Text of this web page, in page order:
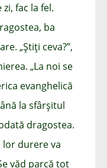
fac la fel.
ba
„Știți ceva?”,
„La noi se
evanghelică
la sfârșitul
dragostea.
lor durere va
văd parcă tot